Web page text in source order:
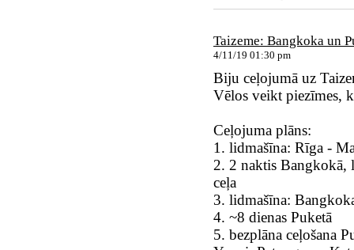
Taizeme: Bangkoka un
4/11/19 01:30 pm
Biju ceļojumā uz
Vēlos veikt piezīmes,
Ceļojuma plāns:
1. lidmašīna: Rīga -
2. 2 naktis Bangkokā,
ceļa
3. lidmašīna:
4. ~8 dienas Puketā
5. bezplāna ceļošana